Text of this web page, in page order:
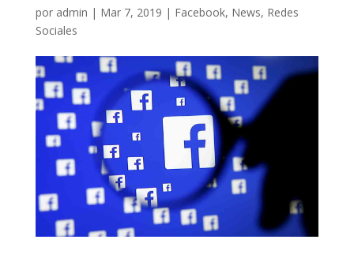
por admin | Mar 7, 2019 | Facebook, News, Redes
Sociales